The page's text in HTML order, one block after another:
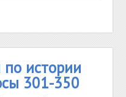
истории
301-350